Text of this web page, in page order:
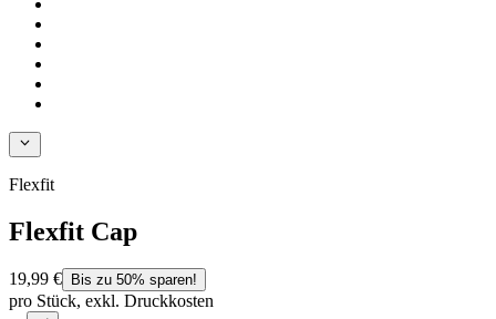
Flexfit
Flexfit Cap
19,99 € Bis zu 50% sparen!
pro Stück, exkl. Druckkosten